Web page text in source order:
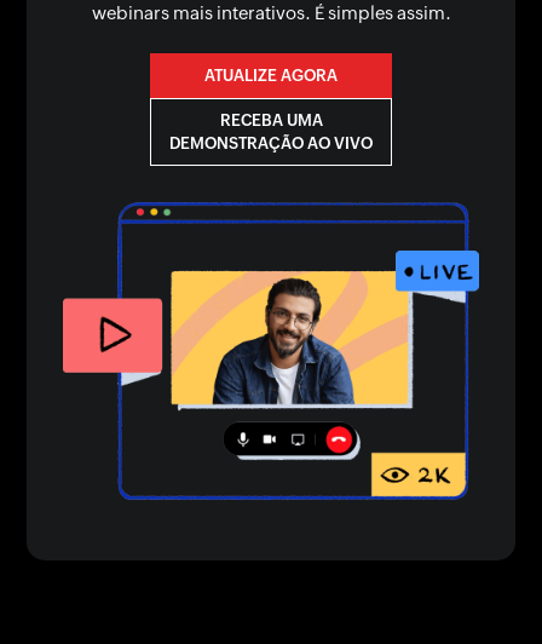
webinars mais interativos. É simples assim.
ATUALIZE AGORA
RECEBA UMA
DEMONSTRAÇÃO AO VIVO